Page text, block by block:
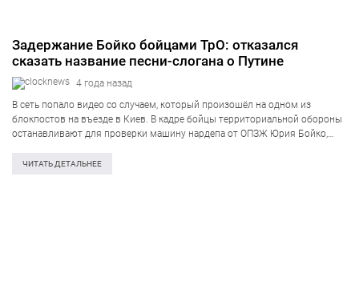
Задержание Бойко бойцами ТрО: отказался
сказать название песни-слогана о Путине
4 года назад
В сеть попало видео со случаем, который произошёл на одном из
блокпостов на въезде в Киев. В кадре бойцы территориальной обороны
останавливают для проверки машину нардепа от ОПЗЖ Юрия Бойко,
министром…
ЧИТАТЬ ДЕТАЛЬНЕЕ